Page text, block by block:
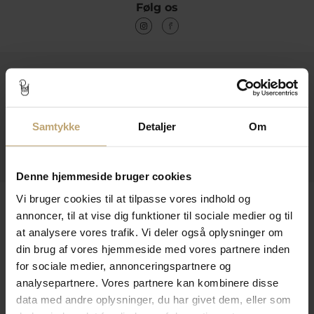
Samtykke Detaljer Om
Denne hjemmeside bruger cookies
Vi bruger cookies til at tilpasse vores indhold og
annoncer, til at vise dig funktioner til sociale medier og til
at analysere vores trafik. Vi deler også oplysninger om
din brug af vores hjemmeside med vores partnere inden
for sociale medier, annonceringspartnere og
analysepartnere. Vores partnere kan kombinere disse
data med andre oplysninger, du har givet dem, eller som
Følg os
Information
Leveringsmuligheder
Betalingsmuligheder